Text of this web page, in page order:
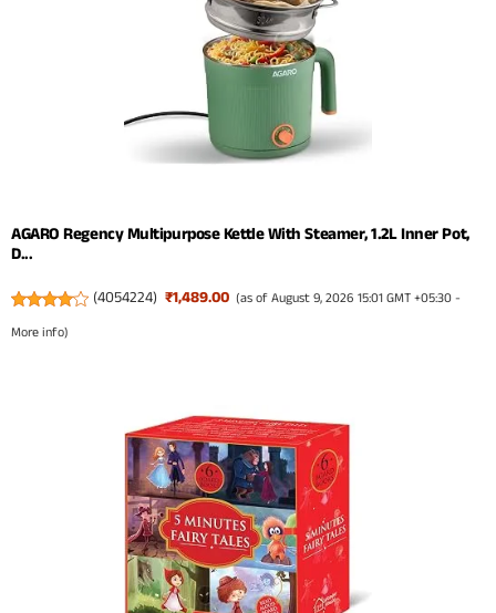
AGARO Regency Multipurpose Kettle With Steamer, 1.2L Inner Pot,
D...
(4054224) ₹1,489.00 (as of August 9, 2026 15:01 GMT +05:30 -
More info)